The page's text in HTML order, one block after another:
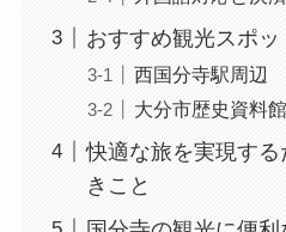
おすすめ観光スポ
西国分寺駅周辺
大分市歴史資料
快適な旅を実現す
きこと